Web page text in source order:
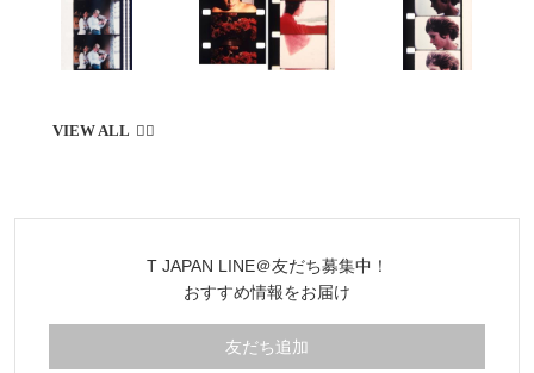
T JAPAN LINE＠友だち募集中！
おすすめ情報をお届け
友だち追加